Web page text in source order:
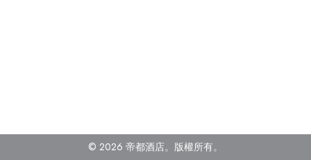
© 2026 帝都酒店。版權所有。